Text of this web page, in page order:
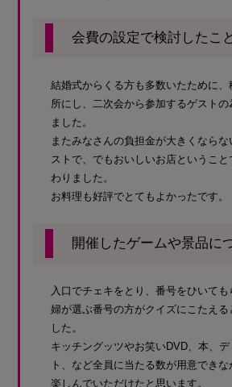
会費の設定で検討したこと
結婚式からくる方も多数いたために
所にし、二次会から参加するゲスト
ました。
またみなさんの負担金が大きくならな
ストで、でもおいしいお店というこ
わりました。
お料理も好評でとてもよかったです。
開催したゲームや景品に
入口でチェキをとり、番号をひいて
婦が選ぶ番号の方がクイズにこたえ
した。
キッチングッツやお笑いDVD、本、
ト、など全員に当たる数が用意できな
楽しんでいただけたと思います。